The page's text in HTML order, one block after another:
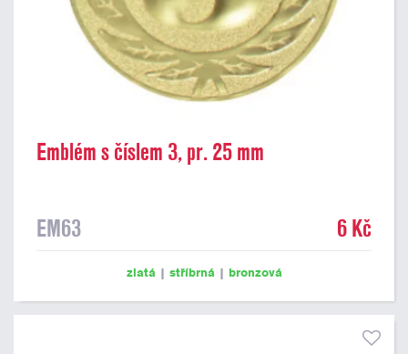
Emblém s číslem 3, pr. 25 mm
EM63 6 Kč
zlatá | stříbrná | bronzová